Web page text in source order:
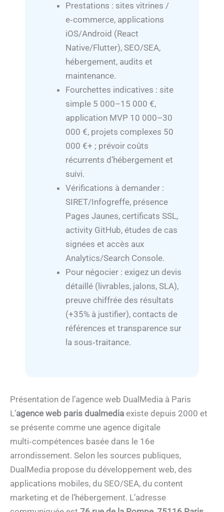
Prestations : sites vitrines /
e‑commerce, applications
iOS/Android (React
Native/Flutter), SEO/SEA,
hébergement, audits et
maintenance.
Fourchettes indicatives : site
simple 5 000–15 000 €,
application MVP 10 000–30
000 €, projets complexes 50
000 €+ ; prévoir coûts
récurrents d’hébergement et
suivi.
Vérifications à demander :
SIRET/Infogreffe, présence
Pages Jaunes, certificats SSL,
activity GitHub, études de cas
signées et accès aux
Analytics/Search Console.
Pour négocier : exigez un devis
détaillé (livrables, jalons, SLA),
preuve chiffrée des résultats
(+35% à justifier), contacts de
références et transparence sur
la sous‑traitance.
Présentation de l’agence web DualMedia à Paris
L’agence web paris dualmedia existe depuis 2000 et
se présente comme une agence digitale
multi‑compétences basée dans le 16e
arrondissement. Selon les sources publiques,
DualMedia propose du développement web, des
applications mobiles, du SEO/SEA, du content
marketing et de l’hébergement. L’adresse